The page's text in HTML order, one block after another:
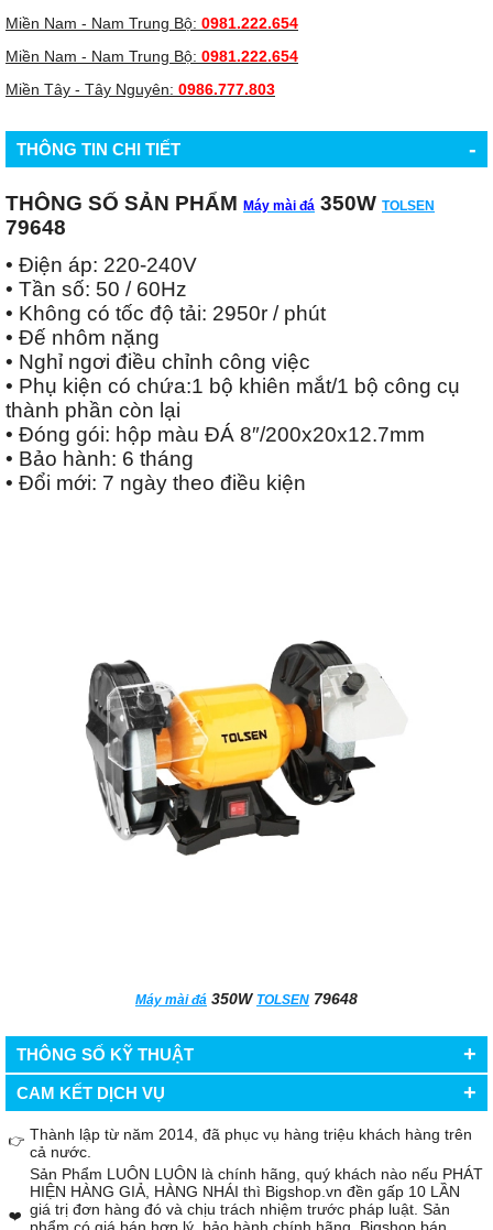
Miền Nam - Nam Trung Bộ: 0981.222.654
Miền Nam - Nam Trung Bộ: 0981.222.654
Miền Tây - Tây Nguyên: 0986.777.803
THÔNG TIN CHI TIẾT -
THÔNG SỐ SẢN PHẨM Máy mài đá 350W TOLSEN
79648
• Điện áp: 220-240V
• Tần số: 50 / 60Hz
• Không có tốc độ tải: 2950r / phút
• Đế nhôm nặng
• Nghỉ ngơi điều chỉnh công việc
• Phụ kiện có chứa:1 bộ khiên mắt/1 bộ công cụ
thành phần còn lại
• Đóng gói: hộp màu ĐÁ 8″/200x20x12.7mm
• Bảo hành: 6 tháng
• Đổi mới: 7 ngày theo điều kiện
Máy mài đá 350W TOLSEN 79648
THÔNG SỐ KỸ THUẬT +
CAM KẾT DỊCH VỤ +
👉 Thành lập từ năm 2014, đã phục vụ hàng triệu khách hàng trên
cả nước.
❤️
Sản Phẩm LUÔN LUÔN là chính hãng, quý khách nào nếu PHÁT
HIỆN HÀNG GIẢ, HÀNG NHÁI thì Bigshop.vn đền gấp 10 LẦN
giá trị đơn hàng đó và chịu trách nhiệm trước pháp luật. Sản